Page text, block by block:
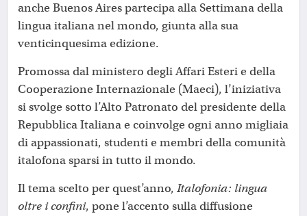
anche Buenos Aires partecipa alla Settimana della
lingua italiana nel mondo, giunta alla sua
venticinquesima edizione.
Promossa dal ministero degli Affari Esteri e della
Cooperazione Internazionale (Maeci), l’iniziativa
si svolge sotto l’Alto Patronato del presidente della
Repubblica Italiana e coinvolge ogni anno migliaia
di appassionati, studenti e membri della comunità
italofona sparsi in tutto il mondo.
Il tema scelto per quest’anno, Italofonia: lingua
oltre i confini, pone l’accento sulla diffusione